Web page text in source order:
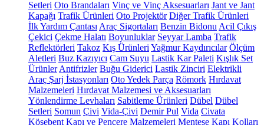
Setleri Oto Brandaları Vinç ve Vinç Aksesuarları Jant ve Jant
Kapağı Trafik Ürünleri Oto Projektör Diğer Trafik Ürünleri
İlk Yardım Çantası Araç Sigortaları Benzin Bidonu Acil Çıkış
Çekici Çekme Halatı Boyunluklar Seyyar Lamba Trafik
Reflektörleri Takoz Kış Ürünleri Yağmur Kaydırıcılar Ölçüm
Aletleri Buz Kazıyıcı Cam Suyu Lastik Kar Paleti Kışlık Set
Ürünler Antifrizler Buğu Giderici Lastik Zinciri Elektrikli
Araç Şarj İstasyonları Oto Yedek Parça Römork Hırdavat
Malzemeleri Hırdavat Malzemesi ve Aksesuarları
Yönlendirme Levhaları Sabitleme Ürünleri Dübel Dübel
Setleri Somun Çivi Vida-Çivi Demir Pul Vida Civata
Köşebent Kapı ve Pencere Malzemeleri Menteşe Kapı Kolları